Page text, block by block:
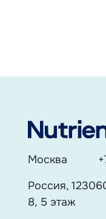
Москва
Россия,
8, 5 этаж